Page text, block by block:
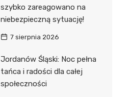
szybko zareagowano na
niebezpieczną sytuację!
7 sierpnia 2026
Jordanów Śląski: Noc pełna
tańca i radości dla całej
społeczności